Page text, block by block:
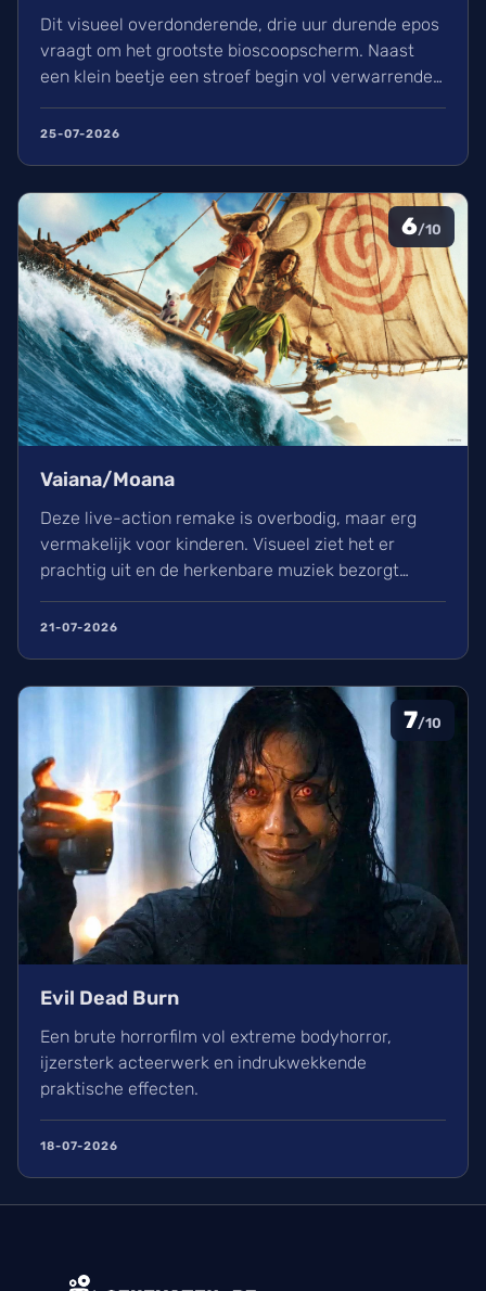
Dit visueel overdonderende, drie uur durende epos
vraagt om het grootste bioscoopscherm. Naast
een klein beetje een stroef begin vol verwarrende
flashbacks en wisselend acteerwerk, evolueert de
film in een indrukwekkend epos vol praktische
25-07-2026
6/10
Vaiana/Moana
Deze live-action remake is overbodig, maar erg
vermakelijk voor kinderen. Visueel ziet het er
prachtig uit en de herkenbare muziek bezorgt
kippenvel. Hoewel de lore complex is, zorgt het
avontuur voor een heerlijke ervaring in de
21-07-2026
7/10
Evil Dead Burn
Een brute horrorfilm vol extreme bodyhorror,
ijzersterk acteerwerk en indrukwekkende
praktische effecten.
18-07-2026